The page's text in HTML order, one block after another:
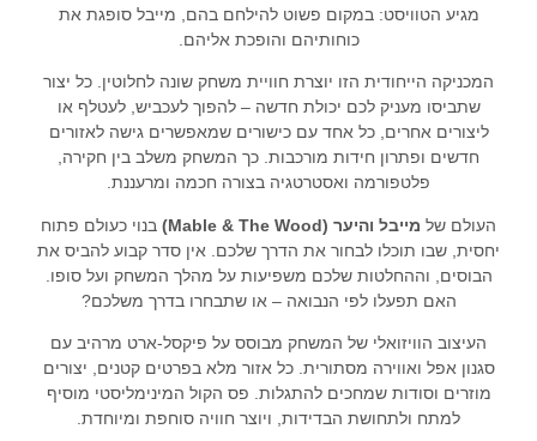
מגיע הטוויסט: במקום פשוט להילחם בהם, מייבל סופגת את
כוחותיהם והופכת אליהם.
המכניקה הייחודית הזו יוצרת חוויית משחק שונה לחלוטין. כל יצור
שתביסו מעניק לכם יכולת חדשה – להפוך לעכביש, לעטלף או
ליצורים אחרים, כל אחד עם כישורים שמאפשרים גישה לאזורים
חדשים ופתרון חידות מורכבות. כך המשחק משלב בין חקירה,
פלטפורמה ואסטרטגיה בצורה חכמה ומרעננת.
העולם של מייבל והיער (Mable & The Wood)
בנוי כעולם פתוח
יחסית, שבו תוכלו לבחור את הדרך שלכם. אין סדר קבוע להביס את
הבוסים, וההחלטות שלכם משפיעות על מהלך המשחק ועל סופו.
האם תפעלו לפי הנבואה – או שתבחרו בדרך משלכם?
העיצוב הוויזואלי של המשחק מבוסס על פיקסל-ארט מרהיב עם
סגנון אפל ואווירה מסתורית. כל אזור מלא בפרטים קטנים, יצורים
מוזרים וסודות שמחכים להתגלות. פס הקול המינימליסטי מוסיף
למתח ולתחושת הבדידות, ויוצר חוויה סוחפת ומיוחדת.